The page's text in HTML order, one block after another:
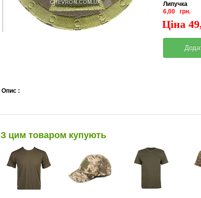
Липучка
6,00 грн.
Ціна
Опис :
З цим товаром купують